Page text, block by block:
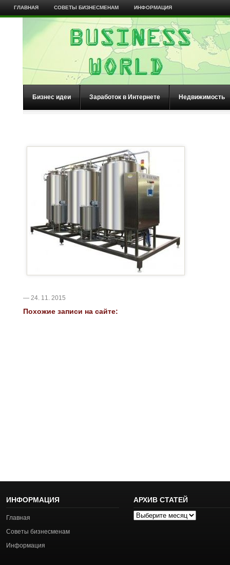
ГЛАВНАЯ СОВЕТЫ БИЗНЕСМЕНАМ ИНФОРМАЦИЯ
Бизнес идеи Заработок в Интернете Недвижимость
— 24. 11. 2015
Похожие записи на сайте:
ИНФОРМАЦИЯ
Главная
Советы бизнесменам
Информация
АРХИВ СТАТЕЙ
Архив